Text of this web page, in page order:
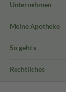
Unternehmen
Meine Apotheke
So geht's
Rechtliches